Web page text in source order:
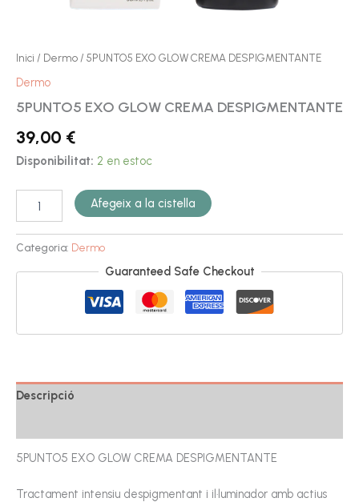
Inici / Dermo/ 5PUNTO5 EXO GLOW CREMA DESPIGMENTANTE
Dermo
5PUNTO5 EXO GLOW CREMA DESPIGMENTANTE
39,00 €
Disponibilitat: 2 en estoc
Afegeix a la cistella
Categoria: Dermo
Guaranteed Safe Checkout
Descripció
5PUNTO5 EXO GLOW CREMA DESPIGMENTANTE
Tractament intensiu despigmentant i il·luminador amb actius